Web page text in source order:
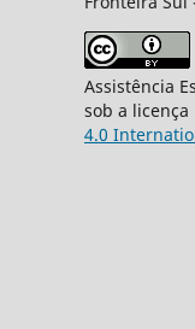
Assistência
sob a licença
4.0